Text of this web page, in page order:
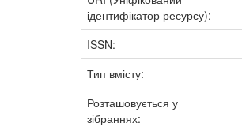
ідентифікатор ресурсу):
ISSN:
Тип вмісту:
Розташовується у
зібраннях: